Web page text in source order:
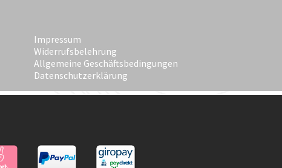
Impressum
Widerrufsbelehrung
Allgemeine Geschäftsbedingungen
Datenschutzerklärung